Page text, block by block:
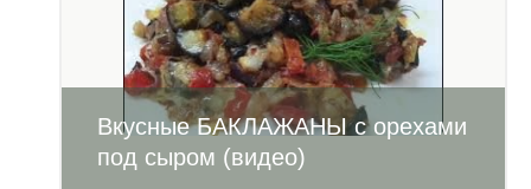
Вкусные БАКЛАЖАНЫ с орехами
под сыром (видео)